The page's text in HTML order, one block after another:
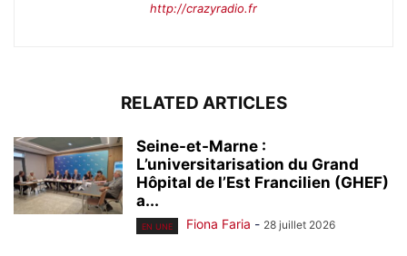
http://crazyradio.fr
RELATED ARTICLES
Seine-et-Marne :
L’universitarisation du Grand
Hôpital de l’Est Francilien (GHEF)
a...
EN UNE Fiona Faria - 28 juillet 2026